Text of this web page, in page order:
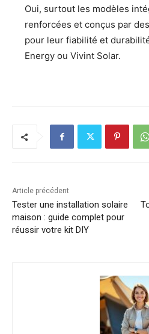
Oui, surtout les modèles
renforcées et conçus par
pour leur fiabilité et
Energy ou Vivint Solar.
Article précédent
Tester une installation solaire
maison : guide complet pour
réussir votre kit DIY